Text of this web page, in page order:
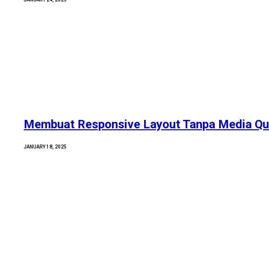
Membuat Responsive Layout Tanpa Media
JANUARY 18, 2025